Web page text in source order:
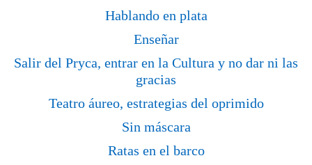
Hablando en plata
Enseñar
Salir del Pryca, entrar en la Cultura y no dar ni las
gracias
Teatro áureo, estrategias del oprimido
Sin máscara
Ratas en el barco